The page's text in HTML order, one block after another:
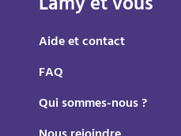
Aide et contact
FAQ
Qui sommes-nous ?